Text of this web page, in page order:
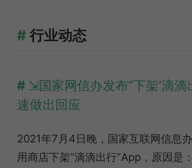
行业动态
国家网信办发布“下架’滴滴
速做出回应
2021年7月4日晚，国家互联网信息
用商店下架“滴滴出行”App，原因是